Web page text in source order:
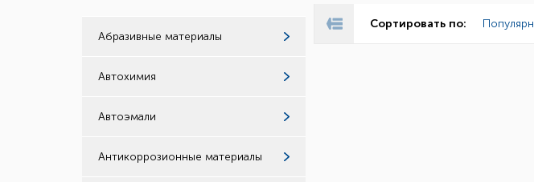
Абразивные материалы
Автохимия
Автоэмали
Антикоррозионные материалы
Сортировать по: